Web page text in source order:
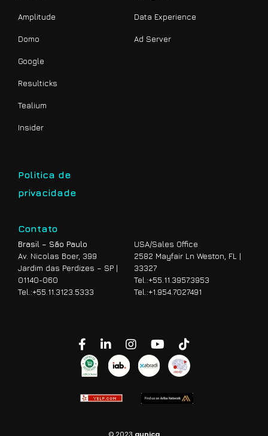
Amplitude
Domo
Google
Resulticks
Tealium
Insider
Data Experience
Ad Server
Politica de
privacidade
Contato
Brasil – São Paulo
Av. Nicolas Boer, 399
Jardim das Perdizes – SP |
01140-060
Tel.:+55.11.3123.5333
USA/Sales Office
2582 Mayfair Ln Weston, FL |
33327
Tel.:+55.11.3957.3953
Tel.:+1.954.7027491